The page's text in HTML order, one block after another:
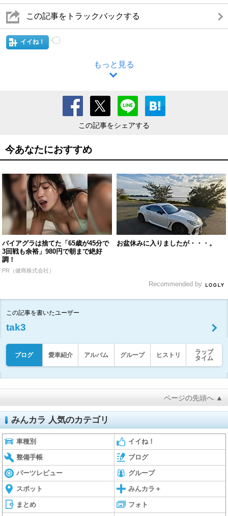
この記事をトラックバックする
イイね！
もっと見る
この記事をシェアする
今あなたにおすすめ
バイアグラは捨てた「65歳が45分で
3回戦も余裕」980円で朝まで絶好
調！
PR（健商株式会社）
お盆休みに入りましたが・・・。
Recommended by
この記事を書いたユーザー
tak3
ブログ 愛車紹介 アルバム グループ ヒストリ
ラップ
タイム
ページの先頭へ ▲
みんカラ 人気のカテゴリ
車種別 イイね！
整備手帳 ブログ
パーツレビュー グループ
スポット みんカラ＋
まとめ フォト